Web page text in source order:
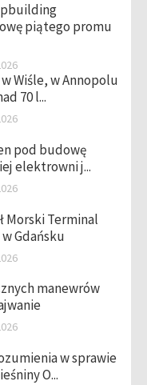
piątego promu
Wiśle, w Annopolu
70 l...
pod budowę
elektrowni j...
Morski Terminal
Gdańsku
manewrów
w sprawie
O...